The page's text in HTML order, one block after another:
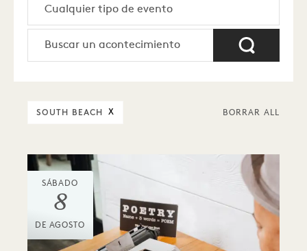
SOUTH BEACH X BORRAR ALL
SÁBADO
8
DE AGOSTO